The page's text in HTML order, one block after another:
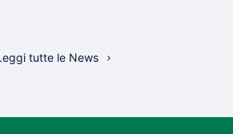
tutte le News